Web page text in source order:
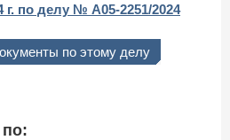
по делу № А05-2251/2024
по этому делу
по: